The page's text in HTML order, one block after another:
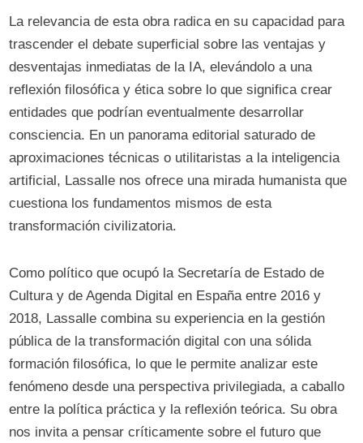
La relevancia de esta obra radica en su capacidad para
trascender el debate superficial sobre las ventajas y
desventajas inmediatas de la IA, elevándolo a una
reflexión filosófica y ética sobre lo que significa crear
entidades que podrían eventualmente desarrollar
consciencia. En un panorama editorial saturado de
aproximaciones técnicas o utilitaristas a la inteligencia
artificial, Lassalle nos ofrece una mirada humanista que
cuestiona los fundamentos mismos de esta
transformación civilizatoria.
Como político que ocupó la Secretaría de Estado de
Cultura y de Agenda Digital en España entre 2016 y
2018, Lassalle combina su experiencia en la gestión
pública de la transformación digital con una sólida
formación filosófica, lo que le permite analizar este
fenómeno desde una perspectiva privilegiada, a caballo
entre la política práctica y la reflexión teórica. Su obra
nos invita a pensar críticamente sobre el futuro que